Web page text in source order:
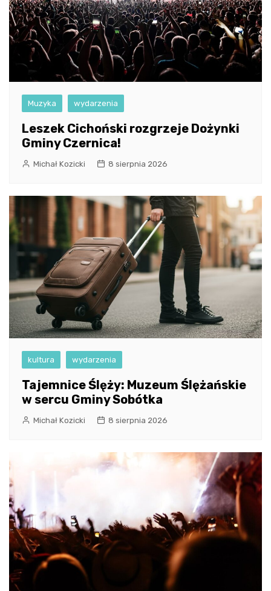
Muzyka wydarzenia
Leszek Cichoński rozgrzeje Dożynki
Gminy Czernica!
Michał Kozicki 8 sierpnia 2026
kultura wydarzenia
Tajemnice Ślęży: Muzeum Ślężańskie
w sercu Gminy Sobótka
Michał Kozicki 8 sierpnia 2026